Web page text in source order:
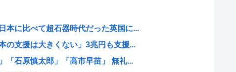
本に比べて超石器時代だった英国に...
の支援は大きくない」3兆円も支援...
「石原慎太郎」「高市早苗」 無礼...